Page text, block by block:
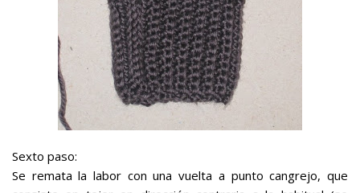
Sexto paso:
Se remata la labor con una vuelta a punto cangrejo, que